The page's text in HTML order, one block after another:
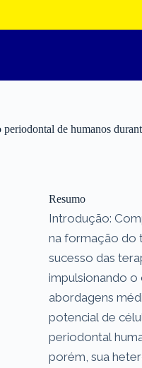
de humanos
Resumo
Introdução:
na formação do
sucesso das
impulsionando
abordagens
potencial de
periodontal
porém, sua